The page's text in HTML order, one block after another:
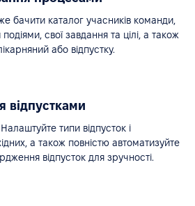
бачити каталог учасників команди,
свої завдання та цілі, а також
або відпустку.
відпустками
типи відпусток і
а також повністю автоматизуйте
відпусток для зручності.